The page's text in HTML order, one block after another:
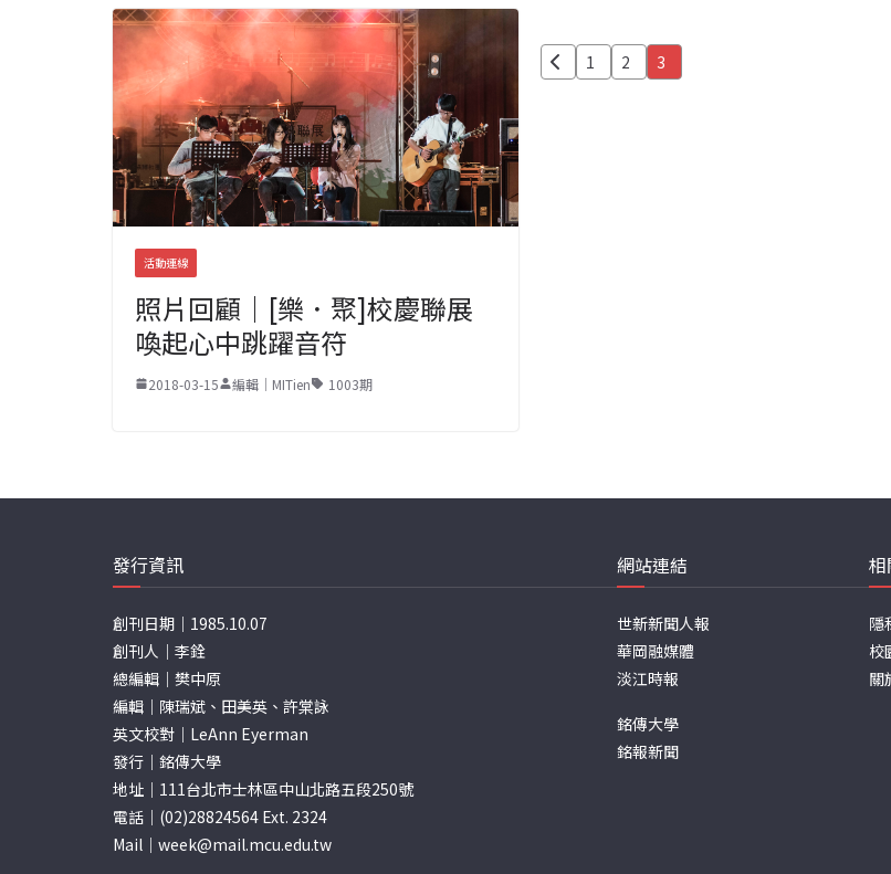
活動連線
照片回顧｜[樂．聚]校慶聯展
喚起心中跳躍音符
2018-03-15 編輯｜MITien 1003期
文 1 2 3
發行資訊
創刊日期｜1985.10.07
創刊人｜李銓
總編輯｜樊中原
編輯｜陳瑞斌、田美英、許棠詠
英文校對｜LeAnn Eyerman
發行｜銘傳大學
地址｜111台北市士林區中山北路五段250號
電話｜(02)28824564 Ext. 2324
Mail｜ week@mail.mcu.edu.tw
網站連結
世新新聞人報
華岡融媒體
淡江時報
銘傳大學
銘報新聞
隱
校
關